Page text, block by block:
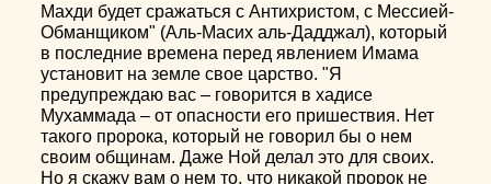
Махди будет сражаться с Антихристом, с Мессией-
Обманщиком" (Аль-Масих аль-Дадджал), который
в последние времена перед явлением Имама
установит на земле свое царство. "Я
предупреждаю вас – говорится в хадисе
Мухаммада – от опасности его пришествия. Нет
такого пророка, который не говорил бы о нем
своим общинам. Даже Ной делал это для своих.
Но я скажу вам о нем то, что никакой пророк не